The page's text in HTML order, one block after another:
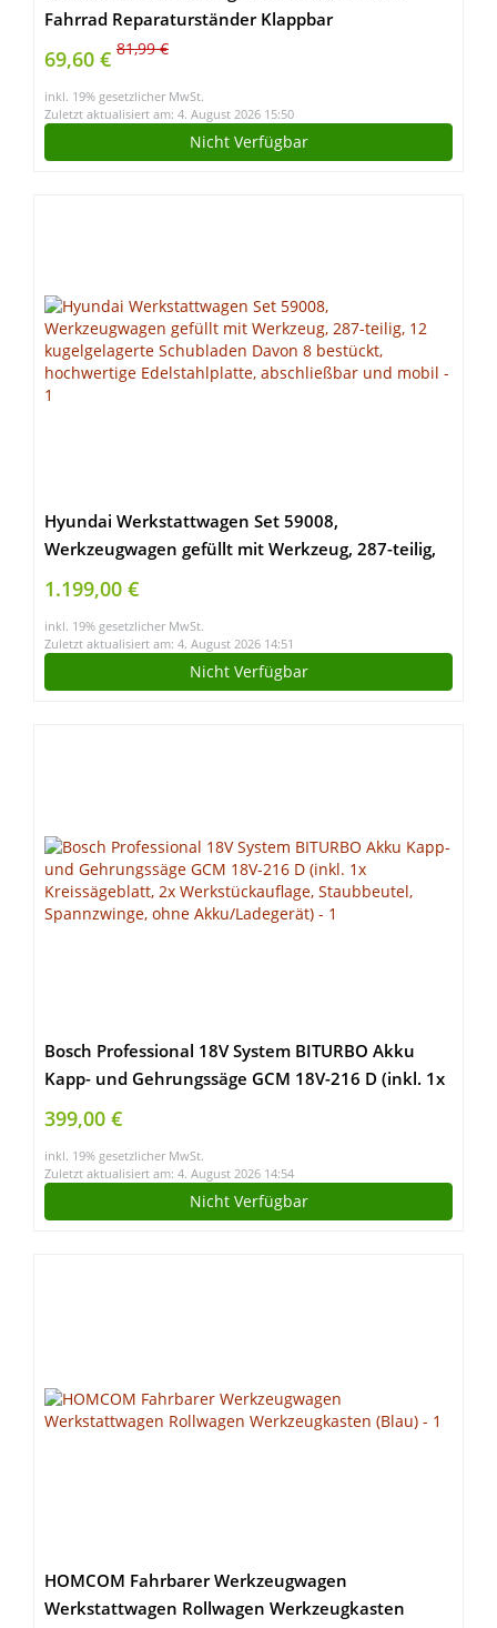
Fahrrad Reparaturständer Klappbar
Fahrradmontageständer für E-Bike/
Mountainbikes,Fahrrad Reparatur mit
Magnetischer und 360°Drehbare Kopf
69,60 € 81,99 €
inkl. 19% gesetzlicher MwSt.
Zuletzt aktualisiert am: 4. August 2026 15:50
Nicht Verfügbar
Hyundai Werkstattwagen Set 59008,
Werkzeugwagen gefüllt mit Werkzeug, 287-teilig,
12 kugelgelagerte Schubladen Davon 8 bestückt,
hochwertige Edelstahlplatte, abschließbar und
mobil
1.199,00 €
inkl. 19% gesetzlicher MwSt.
Zuletzt aktualisiert am: 4. August 2026 14:51
Nicht Verfügbar
Bosch Professional 18V System BITURBO Akku
Kapp- und Gehrungssäge GCM 18V-216 D (inkl. 1x
Kreissägeblatt, 2x Werkstückauflage, Staubbeutel,
Spannzwinge, ohne Akku/Ladegerät)
399,00 €
inkl. 19% gesetzlicher MwSt.
Zuletzt aktualisiert am: 4. August 2026 14:54
Nicht Verfügbar
HOMCOM Fahrbarer Werkzeugwagen
Werkstattwagen Rollwagen Werkzeugkasten